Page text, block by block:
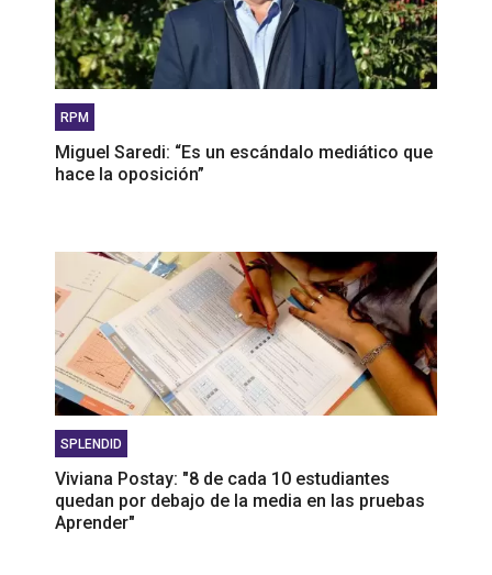
RPM
Miguel Saredi: “Es un escándalo mediático que
hace la oposición”
SPLENDID
Viviana Postay: "8 de cada 10 estudiantes
quedan por debajo de la media en las pruebas
Aprender"